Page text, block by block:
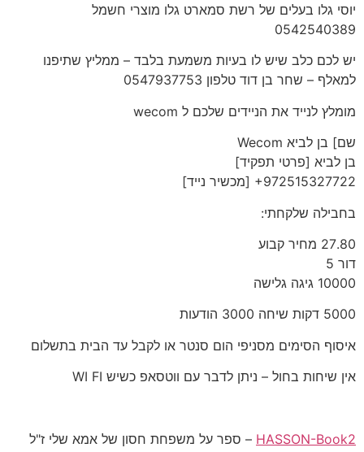
יוסי גלו בעלים של רשת סמארט גלו מוצרי חשמל
‎0542540389‎
יש לכם כלב שיש לו בעיות משמעת בלבד – ממליץ שתיפנו
למאלף – שחר בן דוד טלפון 0547937753
מומלץ לנייד את הניידים שלכם ל wecom
שם] בן לביא Wecom
‎+972515327722‎ [מכשיר נייד]
בחבילה שלקחתי:
27.80 מחיר קבוע
דור 5
10000 גיגה גלישה
5000 דקות שיחה 3000 הודעות
איסוף הסימים מסניפי הום סנטר או לקבל עד הבית בתשלום
אין שיחות בחול – ניתן לדבר עם ווטסאפ כשיש WI FI
HASSON-Book2 – ספר על משפחת חסון של אמא שלי ז"ל